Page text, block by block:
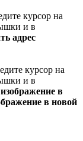
курсор на
и в
адрес
курсор на
и в
в
в новой